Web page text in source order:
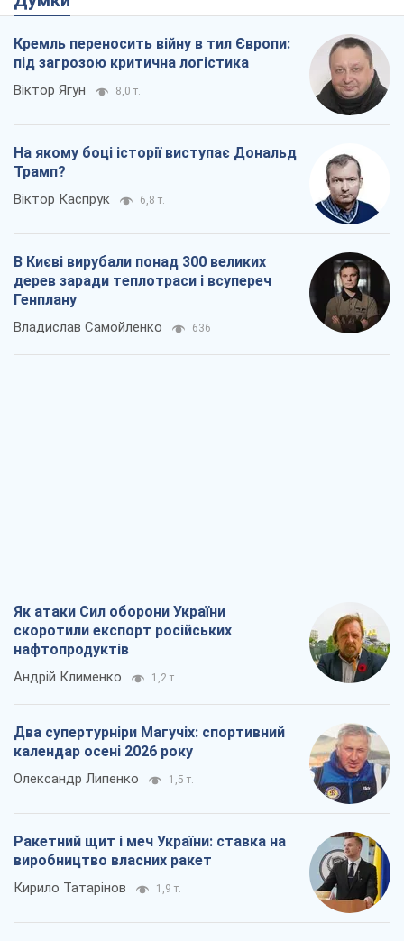
Кремль переносить війну в тил Європи:
під загрозою критична логістика
Віктор Ягун 8,0 т.
На якому боці історії виступає Дональд
Трамп?
Віктор Каспрук 6,8 т.
В Києві вирубали понад 300 великих
дерев заради теплотраси і всупереч
Генплану
Владислав Самойленко 636
Як атаки Сил оборони України
скоротили експорт російських
нафтопродуктів
Андрій Клименко 1,2 т.
Два супертурніри Магучіх: спортивний
календар осені 2026 року
Олександр Липенко 1,5 т.
Ракетний щит і меч України: ставка на
виробництво власних ракет
Кирило Татарінов 1,9 т.